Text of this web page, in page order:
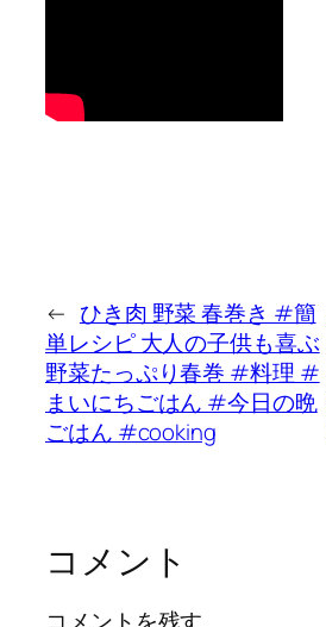
← ひき肉 野菜 春巻き #簡
単レシピ 大人の子供も喜ぶ
野菜たっぷり春巻 #料理 #
まいにちごはん #今日の晩
ごはん #cooking
コメント
コメントを残す